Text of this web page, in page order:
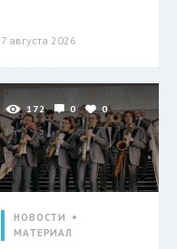
7 августа 2026
172 0 0
НОВОСТИ
МАТЕРИАЛ